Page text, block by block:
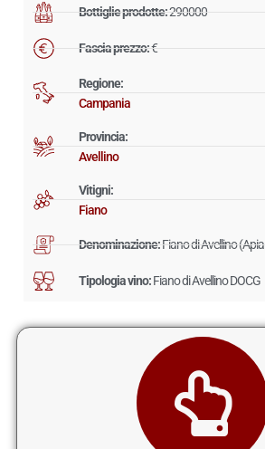
Bottiglie prodotte:290000
Fascia prezzo:€
Regione:
Campania
Provincia:
Avellino
Vitigni:
Fiano
Denominazione:Fiano di Avellino
Tipologia vino:Fiano di Avellino DOCG